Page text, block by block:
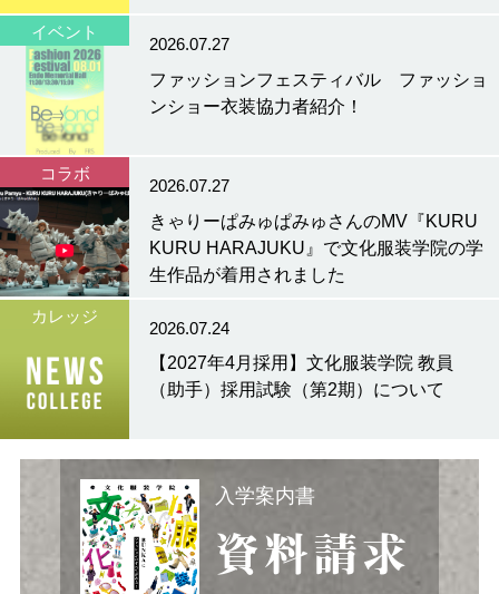
イベント
2026.07.27
ファッションフェスティバル ファッショ
ンショー衣装協力者紹介！
コラボ
2026.07.27
きゃりーぱみゅぱみゅさんのMV『KURU
KURU HARAJUKU』で文化服装学院の学
生作品が着用されました
カレッジ
2026.07.24
【2027年4月採用】文化服装学院 教員
（助手）採用試験（第2期）について
入学案内書
資料請求